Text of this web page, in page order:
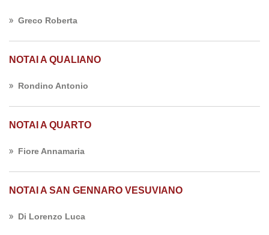
Greco Roberta
NOTAI A QUALIANO
Rondino Antonio
NOTAI A QUARTO
Fiore Annamaria
NOTAI A SAN GENNARO VESUVIANO
Di Lorenzo Luca